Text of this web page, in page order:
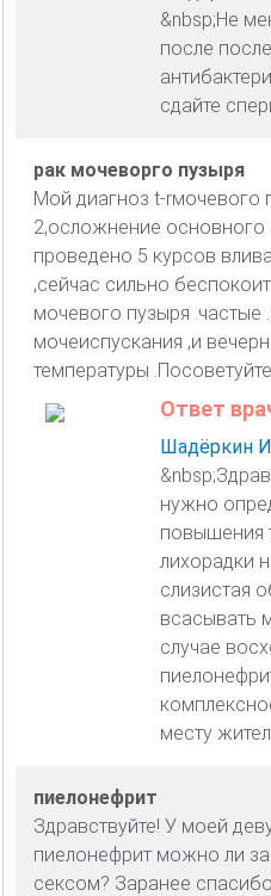
&nbsp;Не
после
сдайте
рак мочеворго пузыря
Мой диагноз t-rмочевого
2,осложнение основного
проведено 5 курсов
,сейчас сильно
мочевого пузыря .частые
мочеиспускания ,и
температуры
Ответ
Шадёркин
нужно
повышения
лихорадки
слизистая
всасывать
случае
месту
пиелонефрит
Здравствуйте! У моей
пиелонефрит можно ли
сексом? Заранее